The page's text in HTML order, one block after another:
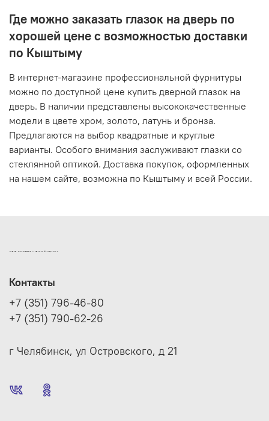
Где можно заказать глазок на дверь по
хорошей цене с возможностью доставки
по Кыштыму
В интернет-магазине профессиональной фурнитуры
можно по доступной цене купить дверной глазок на
дверь. В наличии представлены высококачественные
модели в цвете хром, золото, латунь и бронза.
Предлагаются на выбор квадратные и круглые
варианты. Особого внимания заслуживают глазки со
стеклянной оптикой. Доставка покупок, оформленных
на нашем сайте, возможна по Кыштыму и всей России.
ИНТЕРНЕТ-МАГАЗИН ДВЕРНОЙ И МЕБЕЛЬНОЙ ФУРНИТУРЫ САМ
Контакты
+7 (351) 796-46-80
+7 (351) 790-62-26
г Челябинск, ул Островского, д 21